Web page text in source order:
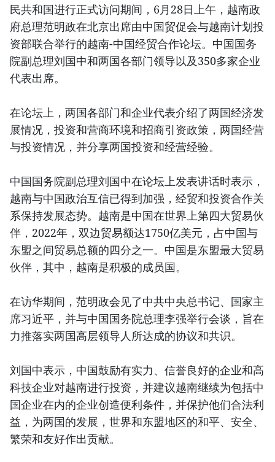
民共和国进行正式访问期间，6月28日上午，越南政
府总理范明政在北京出席由中国贸促会与越南计划投
资部联合举行的越南-中国经贸合作论坛。中国国务
院副总理刘国中和两国各部门领导以及350多家企业
代表出席。
在论坛上，两国各部门和企业代表介绍了两国经济发
展情况，投资和营商环境和招商引资政策，两国经营
与投资情况，并分享两国投资和经营经验。
中国国务院副总理刘国中在论坛上发表讲话时表示，
越南与中国政治互信已得到加强，经贸和投资合作关
系保持发展态势。越南是中国在世界上第四大贸易伙
伴，2022年，双边贸易额达1750亿美元，占中国与
东盟之间贸易总额的四分之一。中国是东盟最大贸易
伙伴，其中，越南是积极的成员国。
在访华期间，范明政会见了中共中央总书记、国家主
席习近平，并与中国国务院总理李强举行会谈，旨在
力推落实两国高层领导人所达成的协议和共识。
刘国中表示，中国鼓励有实力、信誉良好的企业和高
科技企业对越南进行投资，并建议越南继续为包括中
国企业在内的企业创造便利条件，并保护他们合法利
益，为两国的发展，世界和东盟地区的和平、安全、
繁荣和友好作出贡献。